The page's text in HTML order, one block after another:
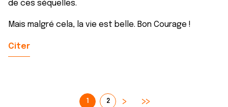
de ces séquelles.
Mais malgré cela, la vie est belle. Bon Courage !
Citer
1 2